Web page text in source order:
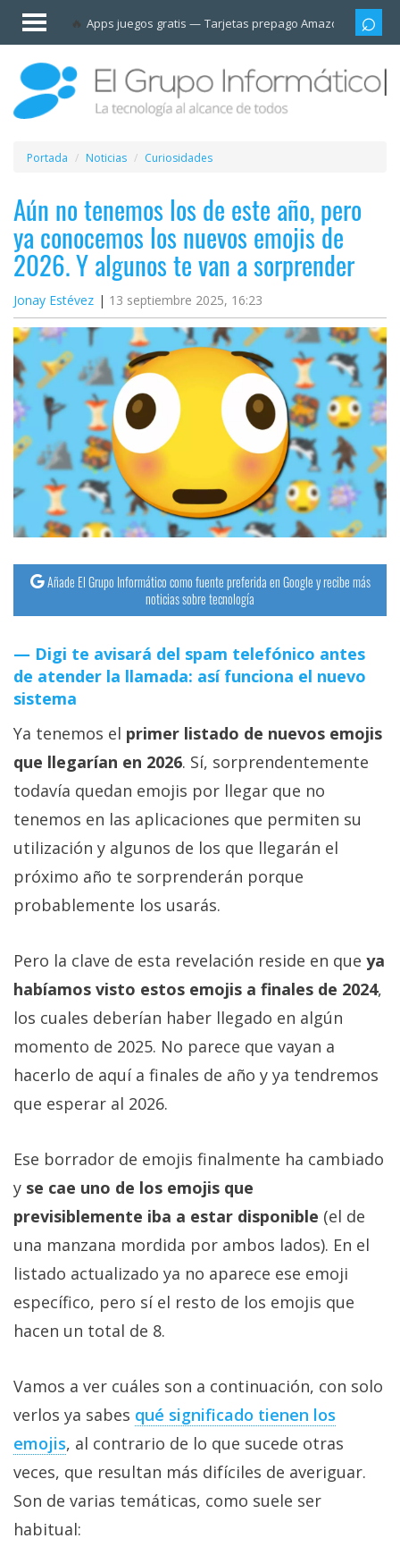
Apps juegos gratis Tarjetas prepago Amazon
Invitado
Iniciar
sesión /
Registrarse
Esenciales
Móviles
Ofertas
Apps
Redes
sociales
Plataformas
streaming
Operadores
Trucos
y
Tutoriales
Ciberseguridad
Sistemas
operativos
Profesional
+
Más
temas
Sorteos
Contacto
/
nosotros
/
Publicidad
Cambiar
opciones
de
privacidad
/
Legal
El medio de
encontrarás
noticias sobre
tecnología,
móviles,
ordenadores,
informática,
videojuegos,
comparativas,
Portada Noticias Curiosidades
Aún no tenemos los de este año, pero
ya conocemos los nuevos emojis de
2026. Y algunos te van a sorprender
Jonay Estévez 13 septiembre 2025, 16:23
Añade El Grupo Informático como fuente preferida en Google y recibe más
noticias sobre tecnología
Digi te avisará del spam telefónico antes
de atender la llamada: así funciona el nuevo
sistema
Ya tenemos el primer listado de nuevos emojis
que llegarían en 2026. Sí, sorprendentemente
todavía quedan emojis por llegar que no
tenemos en las aplicaciones que permiten su
utilización y algunos de los que llegarán el
próximo año te sorprenderán porque
probablemente los usarás.
Pero la clave de esta revelación reside en que ya
habíamos visto estos emojis a finales de 2024,
los cuales deberían haber llegado en algún
momento de 2025. No parece que vayan a
hacerlo de aquí a finales de año y ya tendremos
que esperar al 2026.
Ese borrador de emojis finalmente ha cambiado
y se cae uno de los emojis que
previsiblemente iba a estar disponible (el de
una manzana mordida por ambos lados). En el
listado actualizado ya no aparece ese emoji
específico, pero sí el resto de los emojis que
hacen un total de 8.
Vamos a ver cuáles son a continuación, con solo
verlos ya sabes qué significado tienen los
emojis, al contrario de lo que sucede otras
veces, que resultan más difíciles de averiguar.
Son de varias temáticas, como suele ser
habitual: